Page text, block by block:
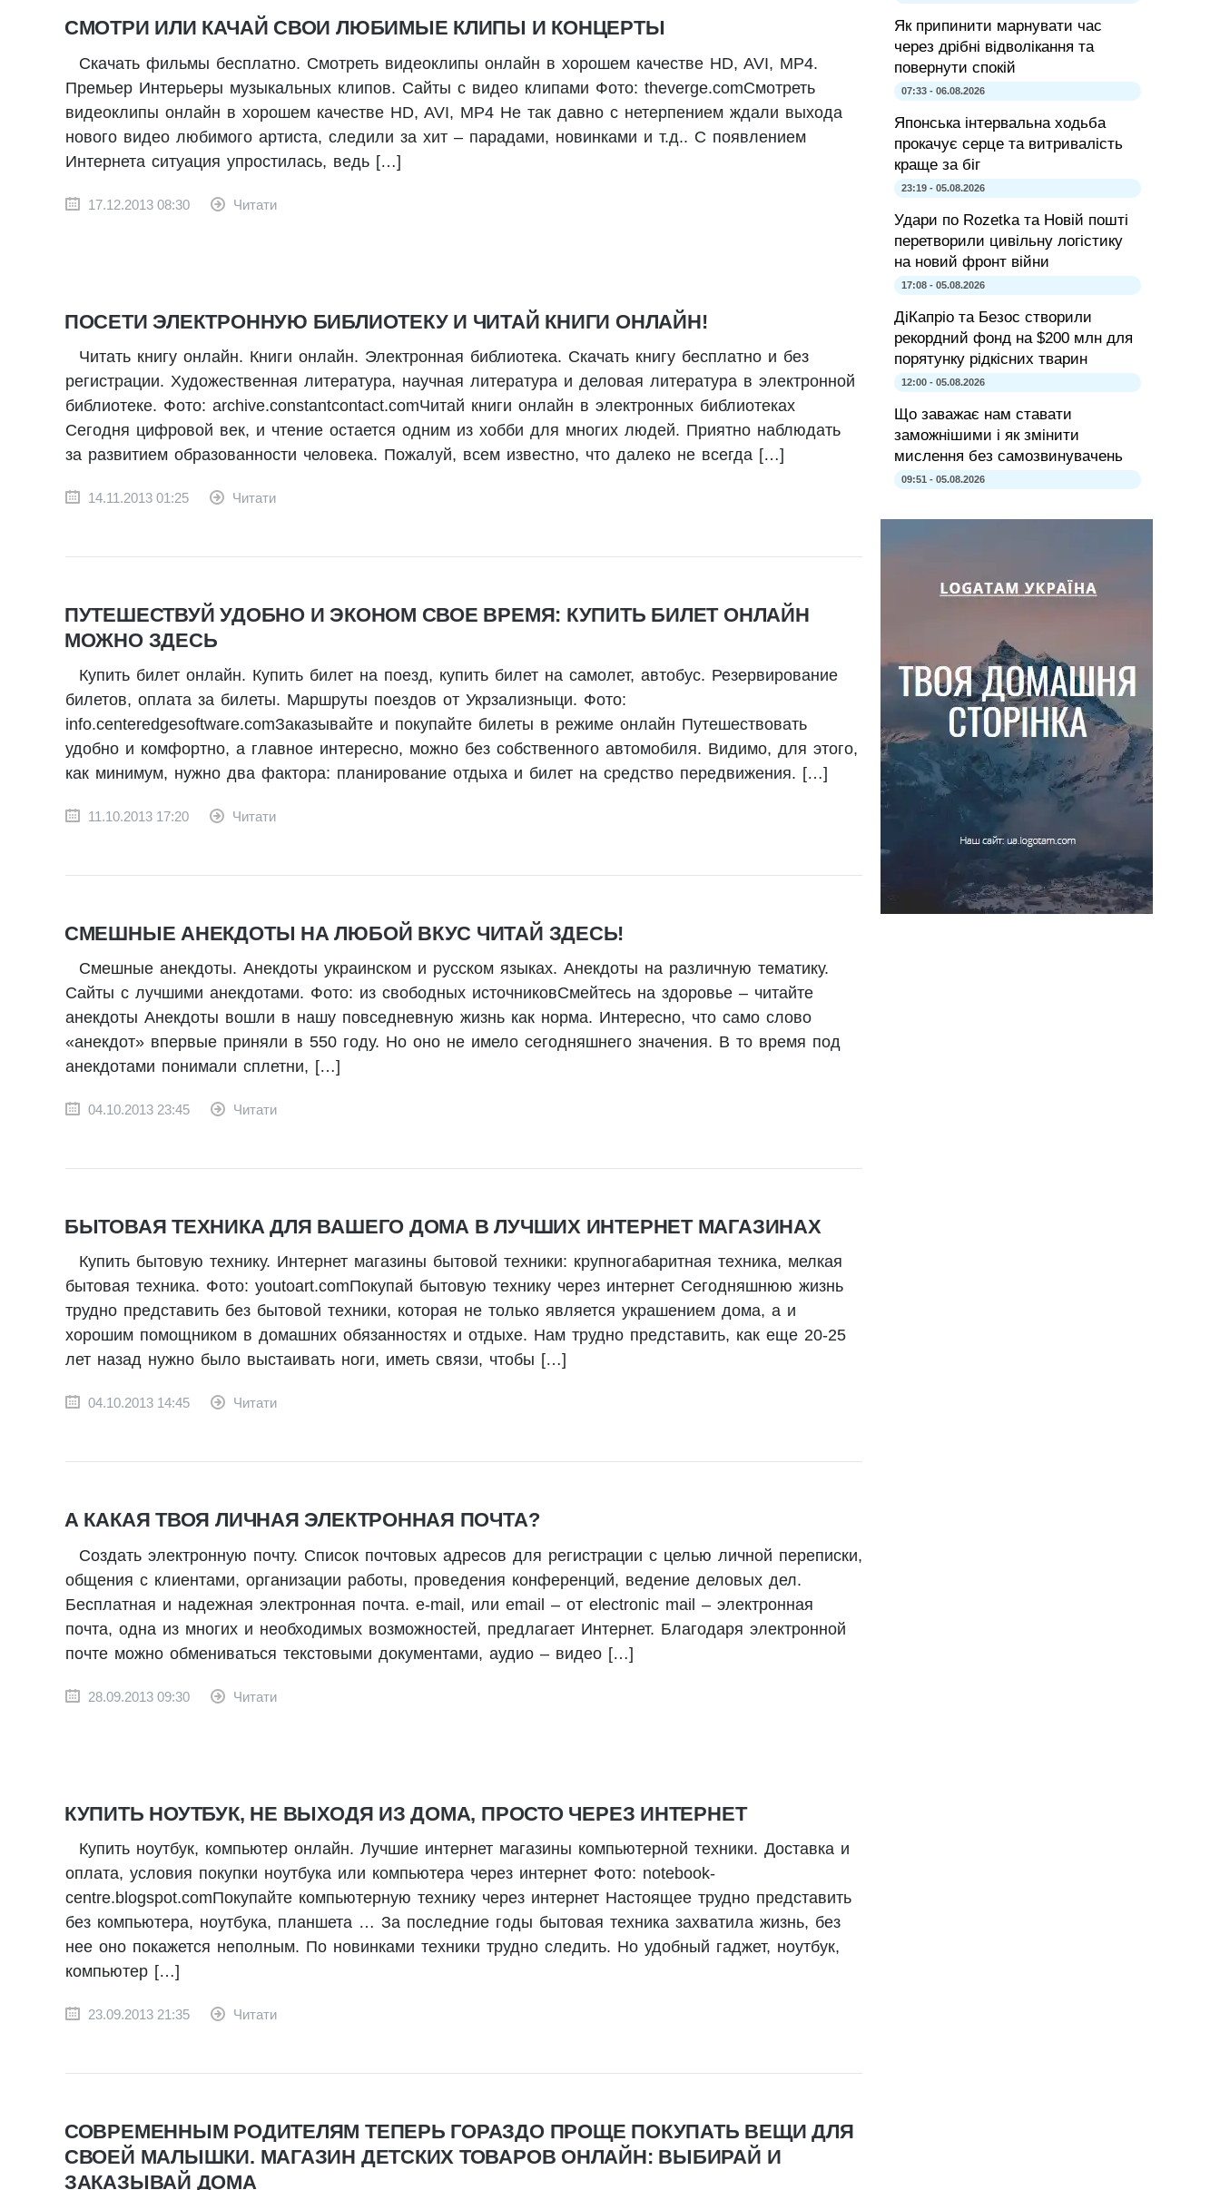
СМОТРИ ИЛИ КАЧАЙ СВОИ ЛЮБИМЫЕ КЛИПЫ И КОНЦЕРТЫ
Скачать фильмы бесплатно. Смотреть видеоклипы онлайн в хорошем качестве HD, AVI, MP4.
Премьер Интерьеры музыкальных клипов. Сайты с видео клипами Фото: theverge.comСмотреть
видеоклипы онлайн в хорошем качестве HD, AVI, MP4 Не так давно с нетерпением ждали выхода
нового видео любимого артиста, следили за хит – парадами, новинками и т.д.. С появлением
Интернета ситуация упростилась, ведь […]
17.12.2013 08:30 Читати
ПОСЕТИ ЭЛЕКТРОННУЮ БИБЛИОТЕКУ И ЧИТАЙ КНИГИ ОНЛАЙН!
Читать книгу онлайн. Книги онлайн. Электронная библиотека. Скачать книгу бесплатно и без
регистрации. Художественная литература, научная литература и деловая литература в электронной
библиотеке. Фото: archive.constantcontact.comЧитай книги онлайн в электронных библиотеках
Сегодня цифровой век, и чтение остается одним из хобби для многих людей. Приятно наблюдать
за развитием образованности человека. Пожалуй, всем известно, что далеко не всегда […]
14.11.2013 01:25 Читати
ПУТЕШЕСТВУЙ УДОБНО И ЭКОНОМ СВОЕ ВРЕМЯ: КУПИТЬ БИЛЕТ ОНЛАЙН
МОЖНО ЗДЕСЬ
Купить билет онлайн. Купить билет на поезд, купить билет на самолет, автобус. Резервирование
билетов, оплата за билеты. Маршруты поездов от Укрзализныци. Фото:
info.centeredgesoftware.comЗаказывайте и покупайте билеты в режиме онлайн Путешествовать
удобно и комфортно, а главное интересно, можно без собственного автомобиля. Видимо, для этого,
как минимум, нужно два фактора: планирование отдыха и билет на средство передвижения. […]
11.10.2013 17:20 Читати
СМЕШНЫЕ АНЕКДОТЫ НА ЛЮБОЙ ВКУС ЧИТАЙ ЗДЕСЬ!
Смешные анекдоты. Анекдоты украинском и русском языках. Анекдоты на различную тематику.
Сайты с лучшими анекдотами. Фото: из свободных источниковСмейтесь на здоровье – читайте
анекдоты Анекдоты вошли в нашу повседневную жизнь как норма. Интересно, что само слово
«анекдот» впервые приняли в 550 году. Но оно не имело сегодняшнего значения. В то время под
анекдотами понимали сплетни, […]
04.10.2013 23:45 Читати
БЫТОВАЯ ТЕХНИКА ДЛЯ ВАШЕГО ДОМА В ЛУЧШИХ ИНТЕРНЕТ МАГАЗИНАХ
Купить бытовую технику. Интернет магазины бытовой техники: крупногабаритная техника, мелкая
бытовая техника. Фото: youtoart.comПокупай бытовую технику через интернет Сегодняшнюю жизнь
трудно представить без бытовой техники, которая не только является украшением дома, а и
хорошим помощником в домашних обязанностях и отдыхе. Нам трудно представить, как еще 20-25
лет назад нужно было выстаивать ноги, иметь связи, чтобы […]
04.10.2013 14:45 Читати
А КАКАЯ ТВОЯ ЛИЧНАЯ ЭЛЕКТРОННАЯ ПОЧТА?
Создать электронную почту. Список почтовых адресов для регистрации с целью личной переписки,
общения с клиентами, организации работы, проведения конференций, ведение деловых дел.
Бесплатная и надежная электронная почта. e-mail, или email – от electronic mail – электронная
почта, одна из многих и необходимых возможностей, предлагает Интернет. Благодаря электронной
почте можно обмениваться текстовыми документами, аудио – видео […]
28.09.2013 09:30 Читати
КУПИТЬ НОУТБУК, НЕ ВЫХОДЯ ИЗ ДОМА, ПРОСТО ЧЕРЕЗ ИНТЕРНЕТ
Купить ноутбук, компьютер онлайн. Лучшие интернет магазины компьютерной техники. Доставка и
оплата, условия покупки ноутбука или компьютера через интернет Фото: notebook-
centre.blogspot.comПокупайте компьютерную технику через интернет Настоящее трудно представить
без компьютера, ноутбука, планшета … За последние годы бытовая техника захватила жизнь, без
нее оно покажется неполным. По новинками техники трудно следить. Но удобный гаджет, ноутбук,
компьютер […]
23.09.2013 21:35 Читати
СОВРЕМЕННЫМ РОДИТЕЛЯМ ТЕПЕРЬ ГОРАЗДО ПРОЩЕ ПОКУПАТЬ ВЕЩИ ДЛЯ
СВОЕЙ МАЛЫШКИ. МАГАЗИН ДЕТСКИХ ТОВАРОВ ОНЛАЙН: ВЫБИРАЙ И
ЗАКАЗЫВАЙ ДОМА
Як припинити марнувати час
через дрібні відволікання та
повернути спокій
07:33 - 06.08.2026
Японська інтервальна ходьба
прокачує серце та витривалість
краще за біг
23:19 - 05.08.2026
Удари по Rozetka та Новій пошті
перетворили цивільну логістику
на новий фронт війни
17:08 - 05.08.2026
ДіКапріо та Безос створили
рекордний фонд на $200 млн для
порятунку рідкісних тварин
12:00 - 05.08.2026
Що заважає нам ставати
заможнішими і як змінити
мислення без самозвинувачень
09:51 - 05.08.2026